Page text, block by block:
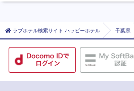
ラブホテル検索サイト ハッピーホテル 千葉県